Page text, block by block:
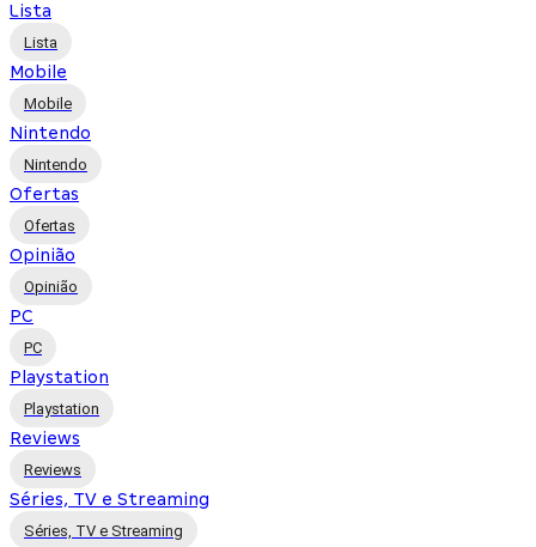
Lista
Lista
Mobile
Mobile
Nintendo
Nintendo
Ofertas
Ofertas
Opinião
Opinião
PC
PC
Playstation
Playstation
Reviews
Reviews
Séries, TV e Streaming
Séries, TV e Streaming